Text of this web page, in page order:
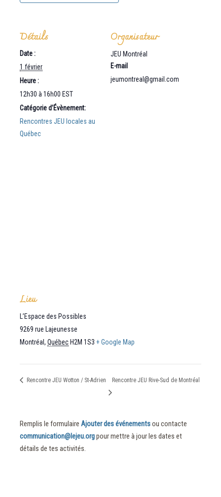
Détails
Date :
1 février
Heure :
12h30 à 16h00 EST
Catégorie d’Évènement:
Rencontres JEU locales au
Québec
Organisateur
JEU Montréal
E-mail
jeumontreal@gmail.com
Lieu
L’Espace des Possibles
9269 rue Lajeunesse
Montréal , Québec H2M 1S3 + Google Map
Rencontre JEU Wotton / St-Adrien Rencontre JEU Rive-Sud de Montréal
Remplis le formulaire Ajouter des événementsou contacte
communication@lejeu.orgpour mettre à jour les dates et
détails de tes activités.